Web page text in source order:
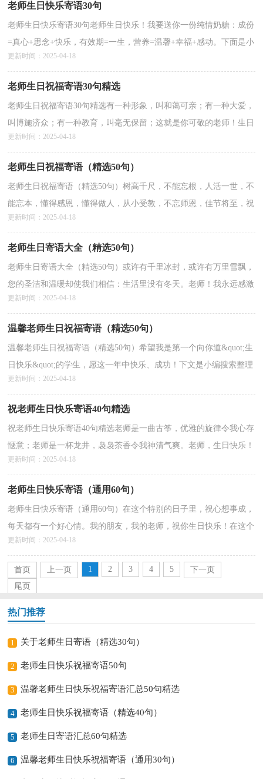
老师生日快乐寄语30句
老师生日快乐寄语30句老师生日快乐！我要送你一份纯情奶糖：成份
=真心+思念+快乐，有效期=一生，营养=温馨+幸福+感动。下面是小
编为大家整理的老师生日快乐寄语，欢迎大家阅读分享。1...
更新时间：2025-04-18
老师生日祝福寄语30句精选
老师生日祝福寄语30句精选有一种形象，叫和蔼可亲；有一种大爱，
叫博施济众；有一种教育，叫毫无保留；这就是你可敬的老师！生日
到了，学生祝你快乐开心！下面是小编为大家收集的老师生日祝福...
更新时间：2025-04-18
老师生日祝福寄语（精选50句）
老师生日祝福寄语（精选50句）树高千尺，不能忘根，人活一世，不
能忘本，懂得感恩，懂得做人，从小受教，不忘师恩，佳节将至，祝
福登门，注意身体，幸福永存。老师，您辛苦了，生日快乐！本文是
更新时间：2025-04-18
老师生日寄语大全（精选50句）
老师生日寄语大全（精选50句）或许有千里冰封，或许有万里雪飘，
您的圣洁和温暖却使我们相信：生活里没有冬天。老师！我永远感激
您！祝福您生日快乐！本文是小编为你整理的一些老师生日寄语...
更新时间：2025-04-18
温馨老师生日祝福寄语（精选50句）
温馨老师生日祝福寄语（精选50句）希望我是第一个向你道&quot;生
日快乐&quot;的学生，愿这一年中快乐、成功！下文是小编搜索整理
的温馨老师生日祝福寄语，欢迎阅读。1、湖水因为有天鹅而优雅
更新时间：2025-04-18
祝老师生日快乐寄语40句精选
祝老师生日快乐寄语40句精选老师是一曲古筝，优雅的旋律令我心存
惬意；老师是一杯龙井，袅袅茶香令我神清气爽。老师，生日快乐！
一生开心顺心！以下是小编收集的关于祝老师生日快乐寄语...
更新时间：2025-04-18
老师生日快乐寄语（通用60句）
老师生日快乐寄语（通用60句）在这个特别的日子里，祝心想事成，
每天都有一个好心情。我的朋友，我的老师，祝你生日快乐！在这个
特别的日子里，我想您说声：生日快乐！愿您在今后的日子里更加
健...详情>>
更新时间：2025-04-18
首页 上一页 1 2 3 4 5
下一页
尾页
热门推荐
1 关于老师生日寄语（精选30句）
2 老师生日快乐祝福寄语50句
3 温馨老师生日快乐祝福寄语汇总50句精选
4 老师生日快乐祝福寄语（精选40句）
5 老师生日寄语汇总60句精选
6 温馨老师生日快乐祝福寄语（通用30句）